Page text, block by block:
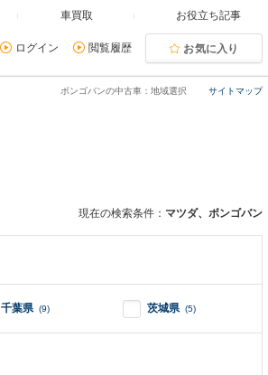
車買取 お役立ち記事
ログイン 閲覧履歴 お気に入り
サイトマップ
ボンゴバンの中古車：地域選択
現在の検索条件： マツダ、ボンゴバン
千葉県 (9) 茨城県 (5)